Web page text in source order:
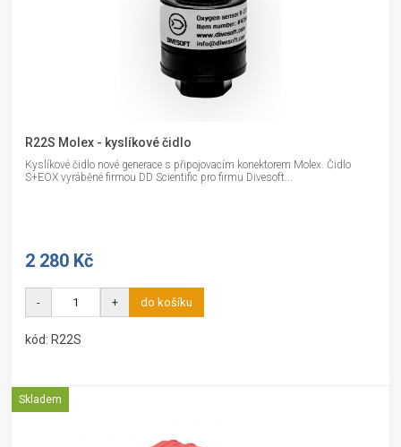
R22S Molex - kyslíkové čidlo
Kyslíkové čidlo nové generace s připojovacím konektorem Molex. Čidlo
S+EOX vyráběné firmou DD Scientific pro firmu Divesoft...
2 280 Kč
- + do košíku
kód: R22S
Skladem